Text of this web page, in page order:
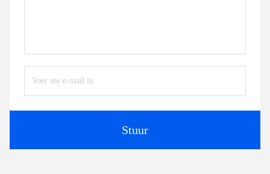
Stuur